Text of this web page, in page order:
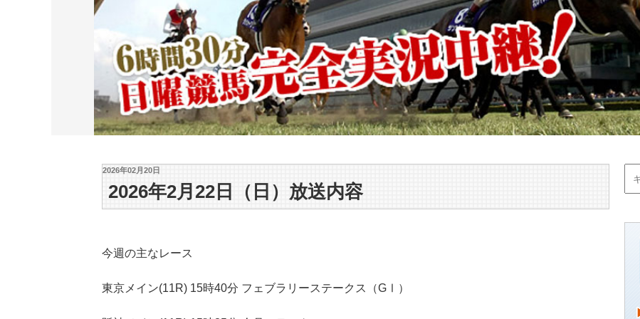
2026年02月20日
2026年2月22日（日）放送内容
今週の主なレース
東京メイン(11R) 15時40分 フェブラリーステークス（GⅠ）